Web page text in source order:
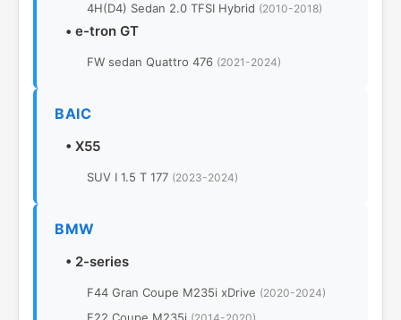
4H(D4) Sedan 2.0 TFSI Hybrid (2010-2018)
• e-tron GT
FW sedan Quattro 476 (2021-2024)
BAIC
• X55
SUV I 1.5 T 177 (2023-2024)
BMW
• 2-series
F44 Gran Coupe M235i xDrive (2020-2024)